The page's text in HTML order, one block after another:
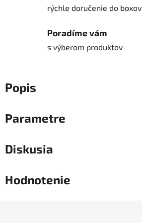
rýchle doručenie do boxov
Poradíme vám
s výberom produktov
Popis
Parametre
Diskusia
Hodnotenie